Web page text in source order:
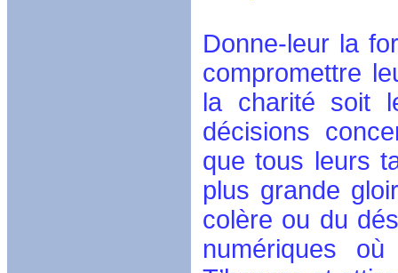
Donne-leur la
compromettre
la charité soit
décisions
que tous leurs
plus grande
colère ou du
numériques